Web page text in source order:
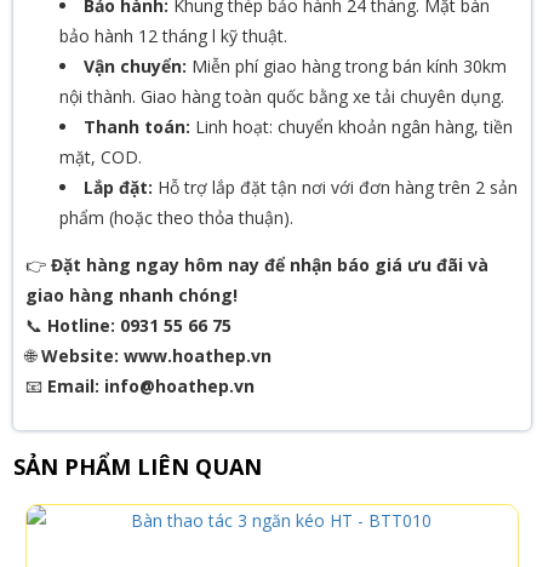
Bảo hành: Khung thép bảo hành 24 tháng. Mặt bàn
bảo hành 12 tháng l kỹ thuật.
Vận chuyển: Miễn phí giao hàng trong bán kính 30km
nội thành. Giao hàng toàn quốc bằng xe tải chuyên dụng.
Thanh toán: Linh hoạt: chuyển khoản ngân hàng, tiền
mặt, COD.
Lắp đặt: Hỗ trợ lắp đặt tận nơi với đơn hàng trên 2 sản
phẩm (hoặc theo thỏa thuận).
👉 Đặt hàng ngay hôm nay để nhận báo giá ưu đãi và
giao hàng nhanh chóng!
📞 Hotline: 0931 55 66 75
🌐Website: www.hoathep.vn
📧 Email: info@hoathep.vn
SẢN PHẨM LIÊN QUAN